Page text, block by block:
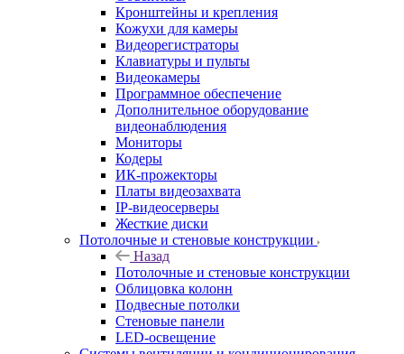
Кронштейны и крепления
Кожухи для камеры
Видеорегистраторы
Клавиатуры и пульты
Видеокамеры
Программное обеспечение
Дополнительное оборудование
видеонаблюдения
Мониторы
Кодеры
ИК-прожекторы
Платы видеозахвата
IP-видеосерверы
Жесткие диски
Потолочные и стеновые конструкции
Назад
Потолочные и стеновые конструкции
Облицовка колонн
Подвесные потолки
Стеновые панели
LED-освещение